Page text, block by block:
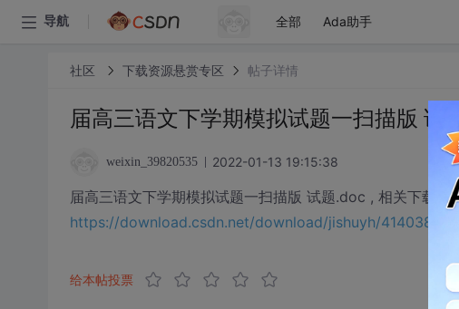
导航 全部 Ada助手
社区 下载资源悬赏专区 帖子详情
届高三语文下学期模拟试题一扫描版 试
weixin_39820535 2022-01-13 19:15:38
届高三语文下学期模拟试题一扫描版 试题.doc , 相关下载链
https://download.csdn.net/download/jishuyh/
给本帖投票